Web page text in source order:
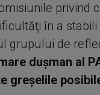
privind
în a
grupului de
duşman al
greşelile